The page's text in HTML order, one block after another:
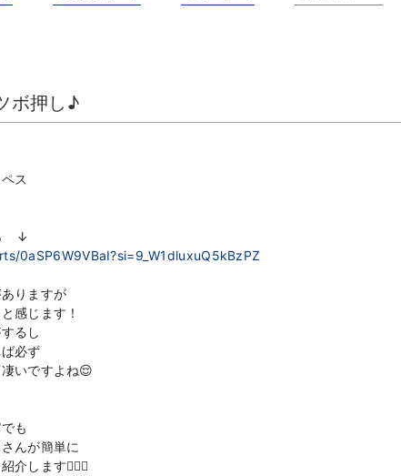
ボ押し♪
ス
↓
0aSP6W9VBaI?si=9_W1dluxuQ5kBzPZ
りますが
感じます！
るし
必ず
いですよね😌
も
んが簡単に
介します💆🏻‍♀️